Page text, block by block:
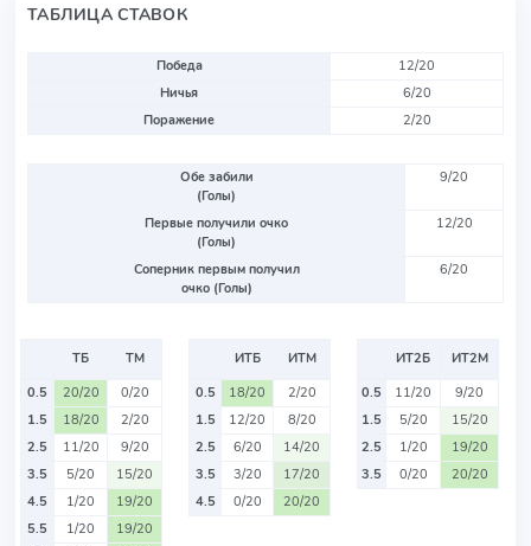
ТАБЛИЦА СТАВОК
Победа
12/20
Ничья
6/20
Поражение
2/20
Обе забили
(Голы)
9/20
Первые получили очко
(Голы)
12/20
Соперник первым получил
очко (Голы)
6/20
ТБ
ТМ
0.5
20/20
0/20
1.5
18/20
2/20
2.5
11/20
9/20
3.5
5/20
15/20
4.5
1/20
19/20
5.5
1/20
19/20
ИТБ
ИТМ
0.5
18/20
2/20
1.5
12/20
8/20
2.5
6/20
14/20
3.5
3/20
17/20
4.5
0/20 20/20
ИТ2Б
ИТ2М
0.5
11/20
9/20
1.5
5/20
15/20
2.5
1/20
19/20
3.5
0/20 20/20